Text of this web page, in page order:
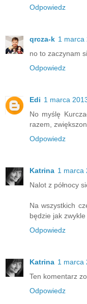
Odpowiedz
qrcza-k 1 marca
no to zaczynam
Odpowiedz
Edi 1 marca
No myślę
razem,
Odpowiedz
Katrina 1 marca
Nalot z północy
Na wszystkich
będzie jak
Odpowiedz
Katrina 1 marca
Ten komentarz
Odpowiedz